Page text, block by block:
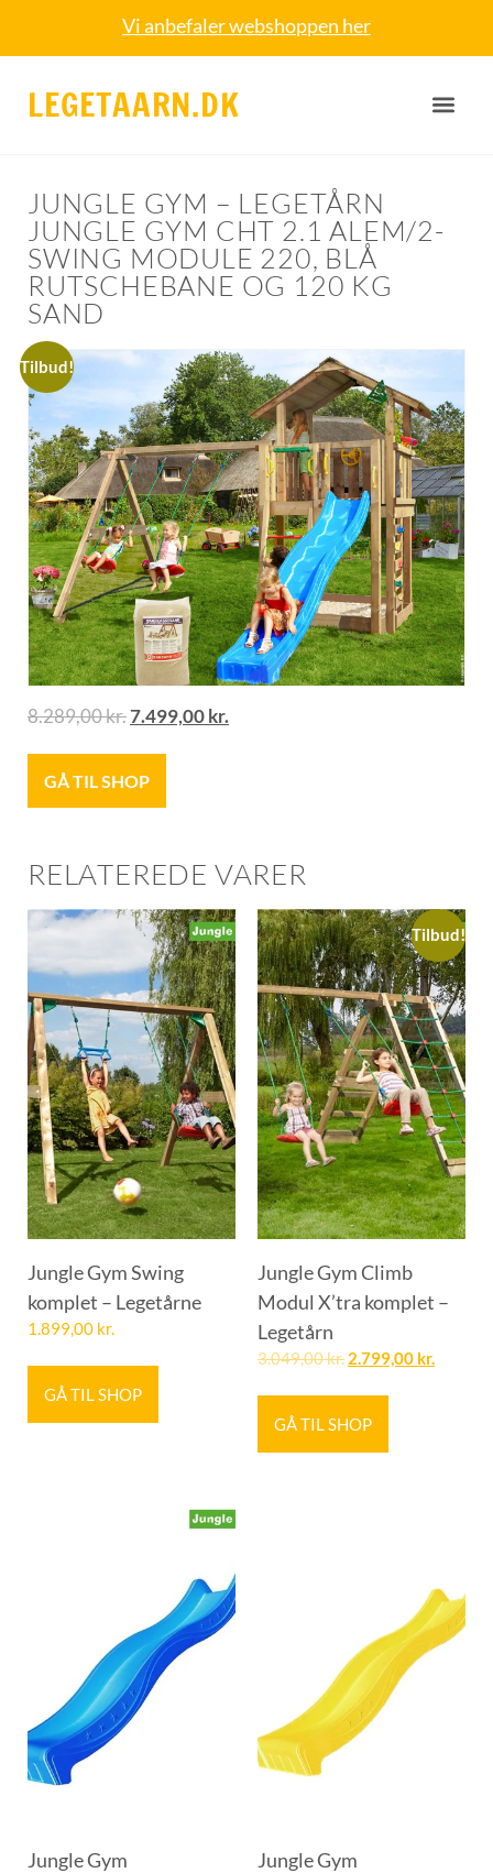
Vi anbefaler webshoppen her
LEGETAARN.DK
JUNGLE GYM – LEGETÅRN
JUNGLE GYM CHT 2.1 ALEM/2-
SWING MODULE 220, BLÅ
RUTSCHEBANE OG 120 KG
SAND
Tilbud!
8.289,00kr.7.499,00kr.
GÅ TIL SHOP
RELATEREDE VARER
Jungle Gym Swing
komplet – Legetårne
1.899,00 kr.
GÅ TIL SHOP
Tilbud!
Jungle Gym Climb
Modul X’tra komplet –
Legetårn
3.049,00kr. 2.799,00 kr.
GÅ TIL SHOP
Jungle Gym
Jungle Gym